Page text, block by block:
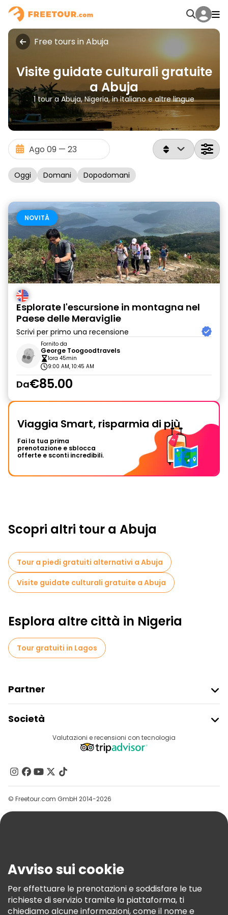
Free tours in Abuja
Visite guidate culturali gratuite
a Abuja
1 tour a Abuja, Nigeria, in italiano e altre lingue
Oggi Domani Dopodomani
NOVITÀ
Esplorate l'escursione in montagna nel
Paese delle Meraviglie
Scrivi per primo una recensione
Fornito da
George Toogoodtravels
1ora 45min
9:00 AM, 10:45 AM
Da€85.00
Viaggia Smart, risparmia di più
Fai la tua prima
prenotazione e sblocca
offerte e sconti incredibili.
Scopri altri tour a Abuja
Tour a piedi gratuiti alternativi a Abuja
Visite guidate culturali gratuite a Abuja
Esplora altre città in Nigeria
Tour gratuiti in Lagos
Partner
Accesso Del Fornitore
Programma Di Affiliazione
Società
Destinazioni
Contattaci
Gruppi
Aiuto
Termini E Condizioni
Informativa Sui Cookie
Freetour Premi
Valutazioni e recensioni con tecnologia
© Freetour.com GmbH 2014-2026
Avviso sui cookie
Per effettuare le prenotazioni e soddisfare le tue
richieste di servizio tramite la piattaforma, ti
chiediamo alcune informazioni, come il nome e